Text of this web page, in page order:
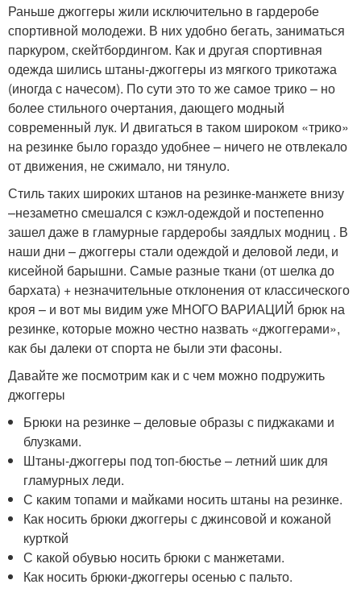
Раньше джоггеры жили исключительно в гардеробе
спортивной молодежи. В них удобно бегать, заниматься
паркуром, скейтбордингом. Как и другая спортивная
одежда шились штаны-джоггеры из мягкого трикотажа
(иногда с начесом). По сути это то же самое трико – но
более стильного очертания, дающего модный
современный лук. И двигаться в таком широком «трико»
на резинке было гораздо удобнее – ничего не отвлекало
от движения, не сжимало, ни тянуло.
Стиль таких широких штанов на резинке-манжете внизу
–незаметно смешался с кэжл-одеждой и постепенно
зашел даже в гламурные гардеробы заядлых модниц . В
наши дни – джоггеры стали одеждой и деловой леди, и
кисейной барышни. Самые разные ткани (от шелка до
бархата) + незначительные отклонения от классического
кроя – и вот мы видим уже МНОГО ВАРИАЦИЙ брюк на
резинке, которые можно честно назвать «джоггерами»,
как бы далеки от спорта не были эти фасоны.
Давайте же посмотрим как и с чем можно подружить
джоггеры
Брюки на резинке – деловые образы с пиджаками и
блузками.
Штаны-джоггеры под топ-бюстье – летний шик для
гламурных леди.
С каким топами и майками носить штаны на резинке.
Как носить брюки джоггеры с джинсовой и кожаной
курткой
С какой обувью носить брюки с манжетами.
Как носить брюки-джоггеры осенью с пальто.